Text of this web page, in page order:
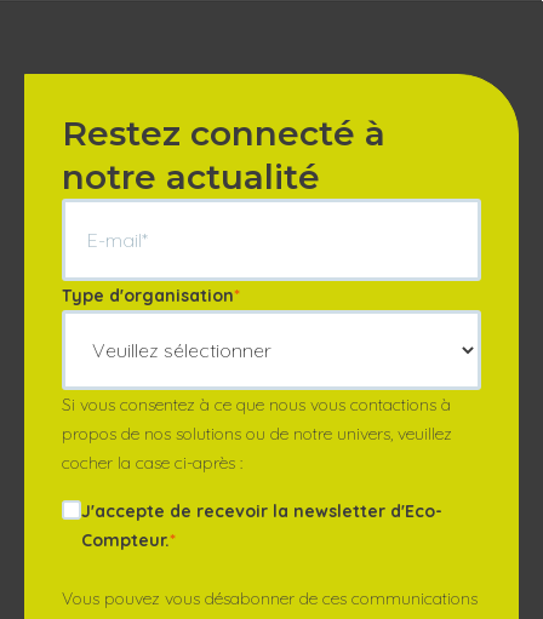
Restez connecté à
notre actualité
Type d'organisation*
Si vous consentez à ce que nous vous contactions à
propos de nos solutions ou de notre univers, veuillez
cocher la case ci-après :
J'accepte de recevoir la newsletter d'Eco-
Compteur.*
Vous pouvez vous désabonner de ces communications